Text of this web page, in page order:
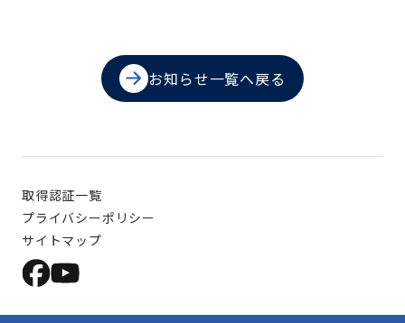
お知らせ一覧へ戻る
取得認証一覧
プライバシーポリシー
サイトマップ